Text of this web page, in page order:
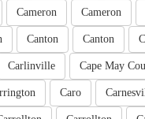
Cameron
Cameron
Canton
Canton
Cape May
Carlinville
Caro